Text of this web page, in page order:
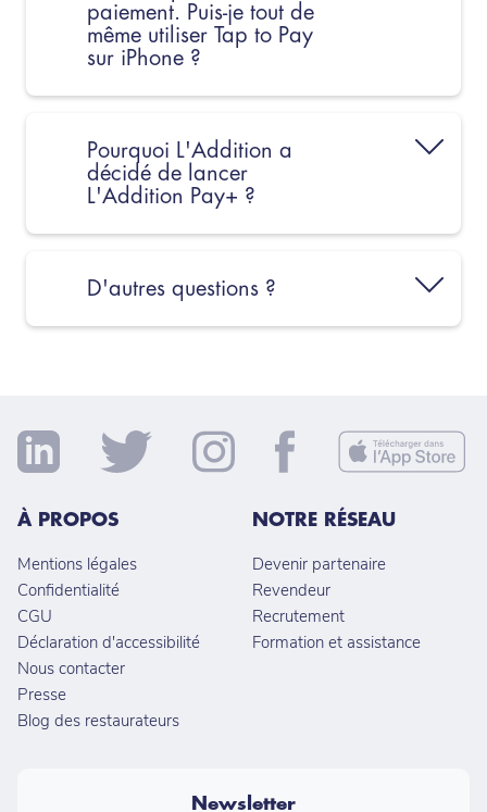
paiement. Puis-je tout de
même utiliser Tap to Pay
sur iPhone ?
Pourquoi L'Addition a
décidé de lancer
L'Addition Pay+ ?
D'autres questions ?
À PROPOS
Mentions légales
Confidentialité
CGU
Déclaration d'accessibilité
Nous contacter
Presse
Blog des restaurateurs
NOTRE RÉSEAU
Devenir partenaire
Revendeur
Recrutement
Formation et assistance
Newsletter